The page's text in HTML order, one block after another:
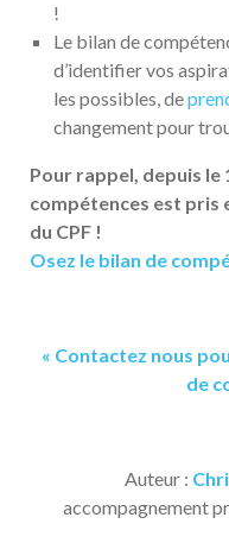
!
Le bilan de
d’identifier vos
les possibles, de
changement pour
Pour rappel, depuis le
compétences est pris
du CPF !
Osez le bilan de
« Contactez nous
de
Auteur :
accompagnement